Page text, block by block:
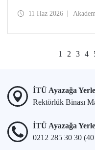
11 Haz 2026
1 2 3 4
İTÜ Ayazağa
Rektörlük Binası
İTÜ Ayazağa
0212 285 30 30